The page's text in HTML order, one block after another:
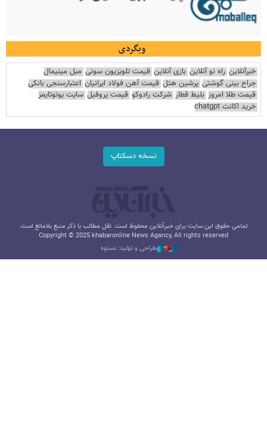
وبگردی
خبرآنلاین راه نو آنلاین بازی آنلاین قیمت تلویزیون سونی مبل مینیمال
جراح بینی گوشتی پرشین هتل قیمت آهن فولاد ایرانیان اعتبارسنجی بانکی
قیمت طلا امروز بلیط قطار شرکت رادوکو قیمت پروفیل سایت یوتوتایمز
خرید اکانت chatgpt
نسخه دسکتاپ
تمامی حقوق این سایت برای خبرآنلاین محفوظ است. نقل مطالب با ذکر منبع بلامانع است.
Copyright © 2025 khabaronline News Agancy, All rights reserved
طراحی و تولید: نستوه